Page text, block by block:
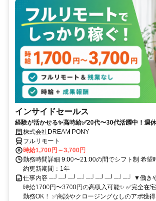
インサイドセールス
経験が活かせる✨高時給✅20代〜30代活躍中！週
株式会社DREAM PONY
フルリモート
時給1,700円～3,700円
勤務時間詳細 9:00〜21:00の間でシフト制 希望
約更新期間：1年
仕事内容 ─┘─┘─┘─┘─┘─┘─┘─┘─┘ ▼働きや
時給1700円〜3700円の高収入可能✨ ✅完全在
勤務OK！ ✅商談やクロージングなしのアポ獲